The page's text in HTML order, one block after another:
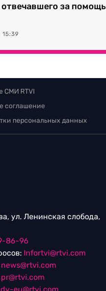
отвечавшего за помощь
СМИ RTVI
соглашение
персональных данных
ул. Ленинская слобода,
86-96
Infortvi@rtvi.com
news@rtvi.com
pr@rtvi.com